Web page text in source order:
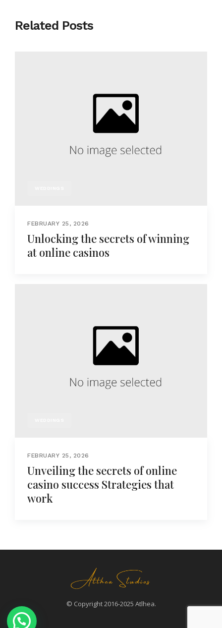
Related Posts
FEBRUARY 25, 2026
Unlocking the secrets of winning
at online casinos
FEBRUARY 25, 2026
Unveiling the secrets of online
casino success Strategies that
work
© Copyright 2016-2025 Atlhea.